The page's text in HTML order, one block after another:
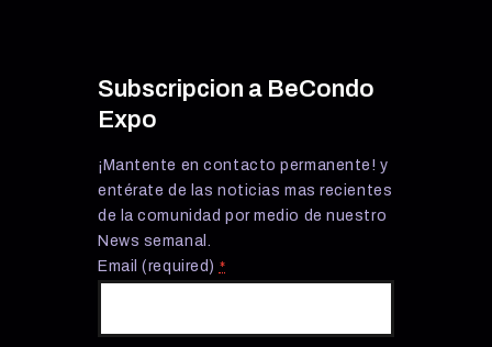
Subscripcion a BeCondo
Expo
¡Mantente en contacto permanente! y
entérate de las noticias mas recientes
de la comunidad por medio de nuestro
News semanal.
Email (required) *